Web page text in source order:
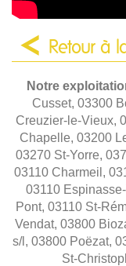
Retour à
Notre
Cusset, 03300
Creuzier-le-Vieux,
Chapelle, 03200
03270 St-Yorre,
03110 Charmeil,
03110
Pont, 03110 St-
Vendat, 03800
s/l, 03800 Poëzat,
St-